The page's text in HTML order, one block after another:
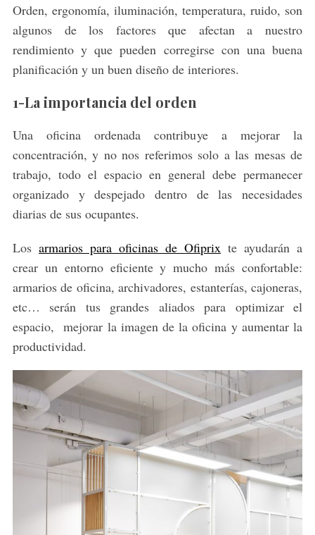
Orden, ergonomía, iluminación, temperatura, ruido, son
algunos de los factores que afectan a nuestro
rendimiento y que pueden corregirse con una buena
planificación y un buen diseño de interiores.
1-La importancia del orden
Una oficina ordenada contribuye a mejorar la
concentración, y no nos referimos solo a las mesas de
trabajo, todo el espacio en general debe permanecer
organizado y despejado dentro de las necesidades
diarias de sus ocupantes.
Los armarios para oficinas de Ofiprix te ayudarán a
crear un entorno eficiente y mucho más confortable:
armarios de oficina, archivadores, estanterías, cajoneras,
etc… serán tus grandes aliados para optimizar el
espacio, mejorar la imagen de la oficina y aumentar la
productividad.